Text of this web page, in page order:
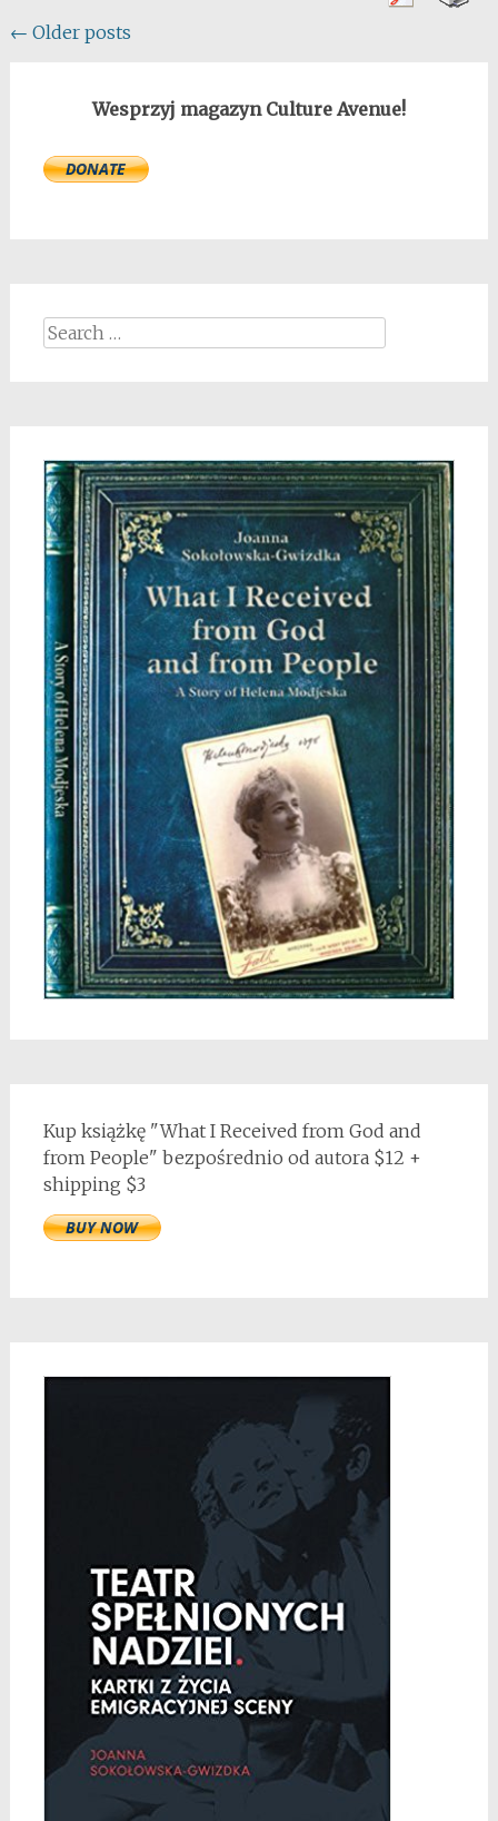
Posts
← Older posts
Wesprzyj magazyn Culture Avenue!
Search
Kup książkę "What I Received from God and
from People" bezpośrednio od autora $12 +
shipping $3